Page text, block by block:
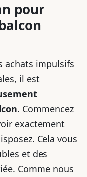
pour
achats impulsifs
il est
. Commencez
exactement
Cela vous
et des
Comme nous